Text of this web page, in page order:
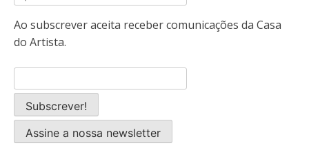
Ao subscrever aceita receber comunicações da Casa
do Artista.
Assine a nossa newsletter